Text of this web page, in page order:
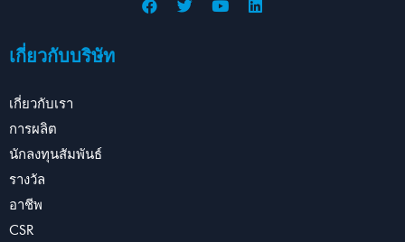
เกี่ยวกับบริษัท
เกี่ยวกับเรา
การผลิต
นักลงทุนสัมพันธ์
รางวัล
อาชีพ
CSR